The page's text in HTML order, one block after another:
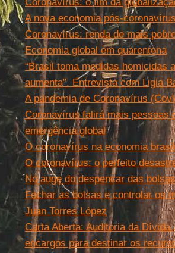
A nova economia pós-
Coronavírus: renda de mais
Economia global em quarentena
“Brasil toma medidas homicidas
aumenta”. Entrevista com Ligia
A pandemia de Coronavírus
Coronavírus falirá mais pessoas
emergência global
O coronavírus na economia
O coronavírus: o perfeito
No auge do despencar das
Fechar as bolsas e controlar os
Juan Torres López
Carta Aberta: Auditoria da
encargos para destinar os